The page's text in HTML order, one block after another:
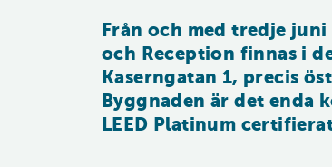
Från och med tredje
och Reception finnas i
Kaserngatan 1, precis
Byggnaden är det enda
LEED Platinum